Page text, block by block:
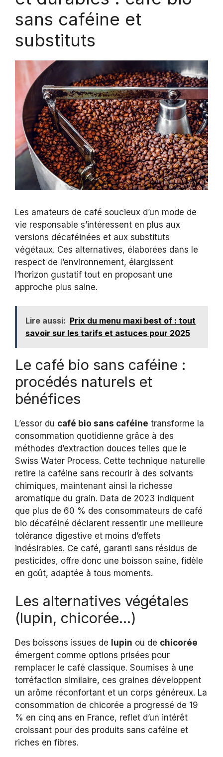
sans caféine et
substituts
Les amateurs de café soucieux d’un mode de
vie responsable s’intéressent en plus aux
versions décaféinées et aux substituts
végétaux. Ces alternatives, élaborées dans le
respect de l’environnement, élargissent
l’horizon gustatif tout en proposant une
approche plus saine.
Lire aussi: Prix du menu maxi best of : tout
savoir sur les tarifs et astuces pour 2025
Le café bio sans caféine :
procédés naturels et
bénéfices
L’essor du café bio sans caféine transforme la
consommation quotidienne grâce à des
méthodes d’extraction douces telles que le
Swiss Water Process. Cette technique naturelle
retire la caféine sans recourir à des solvants
chimiques, maintenant ainsi la richesse
aromatique du grain. Data de 2023 indiquent
que plus de 60 % des consommateurs de café
bio décaféiné déclarent ressentir une meilleure
tolérance digestive et moins d’effets
indésirables. Ce café, garanti sans résidus de
pesticides, offre donc une boisson saine, fidèle
en goût, adaptée à tous moments.
Les alternatives végétales
(lupin, chicorée…)
Des boissons issues de lupin ou de chicorée
émergent comme options prisées pour
remplacer le café classique. Soumises à une
torréfaction similaire, ces graines développent
un arôme réconfortant et un corps généreux. La
consommation de chicorée a progressé de 19
% en cinq ans en France, reflet d’un intérêt
croissant pour des produits sans caféine et
riches en fibres.